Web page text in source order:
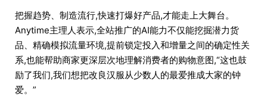
把握趋势、制造流行,快速打爆好产品,才能走上大舞台。
Anytime主理人表示,全站推广的AI能力不仅能挖掘潜力货
品、精确模拟流量环境,提前锁定投入和增量之间的确定性关
系,也能帮助商家更深层次地理解消费者的购物意图,“这也鼓
励了我们,我们想把改良汉服从少数人的最爱推成大家的钟
爱。”